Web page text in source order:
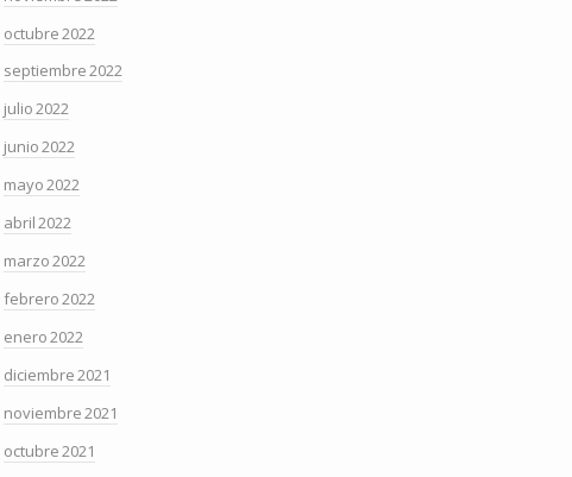
octubre 2022
septiembre 2022
julio 2022
junio 2022
mayo 2022
abril 2022
marzo 2022
febrero 2022
enero 2022
diciembre 2021
noviembre 2021
octubre 2021